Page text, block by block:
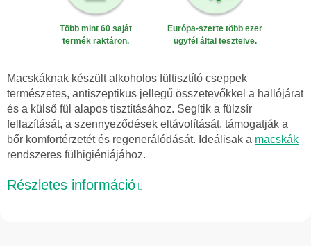
Több mint 60 saját
termék raktáron.
Európa-szerte több ezer
ügyfél által tesztelve.
Macskáknak készült alkoholos fültisztító cseppek
természetes, antiszeptikus jellegű összetevőkkel a hallójárat
és a külső fül alapos tisztításához. Segítik a fülzsír
fellazítását, a szennyeződések eltávolítását, támogatják a
bőr komfortérzetét és regenerálódását. Ideálisak a macskák
rendszeres fülhigiéniájához.
Részletes információ